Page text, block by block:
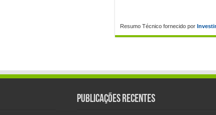
Resumo Técnico fornecido por
Publicações recentes